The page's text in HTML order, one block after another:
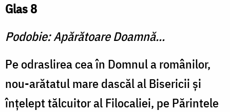
Glas 8
Podobie: Apărătoare Doamnă...
Pe odraslirea cea în Domnul a românilor,
nou-arătatul mare dascăl al Bisericii și
înțelept tălcuitor al Filocaliei, pe Părintele